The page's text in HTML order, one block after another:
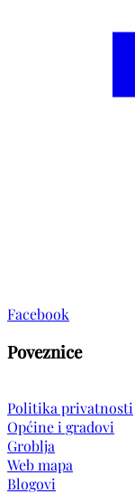
Facebook
Poveznice
Politika privatnosti
Općine i gradovi
Groblja
Web mapa
Blogovi